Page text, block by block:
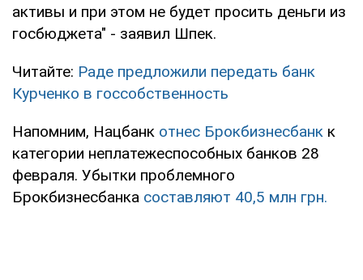
активы и при этом не будет просить деньги из
госбюджета" - заявил Шпек.
Читайте: Раде предложили передать банк
Курченко в госсобственность
Напомним, Нацбанк отнес Брокбизнесбанк к
категории неплатежеспособных банков 28
февраля. Убытки проблемного
Брокбизнесбанка составляют 40,5 млн грн.